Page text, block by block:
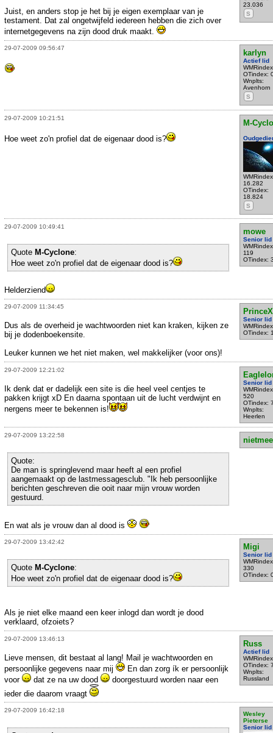
23.036
S
Juist, en anders stop je het bij je eigen exemplaar van je
testament. Dat zal ongetwijfeld iedereen hebben die zich over
internetgegevens na zijn dood druk maakt.
29-07-2009 09:56:47
karlyn
Actief lid
OTindex:
Wnplts:
Avenhorn
S
29-07-2009 10:21:51
M-
16.282
OTindex:
18.824
S
Hoe weet zo'n profiel dat de eigenaar dood is?
29-07-2009 10:49:41
mowe
Senior lid
119
OTindex:
Quote M-Cyclone:
Hoe weet zo'n profiel dat de eigenaar dood is?
Helderziend
29-07-2009 11:34:45
Senior lid
OTindex:
Dus als de overheid je wachtwoorden niet kan kraken, kijken ze
bij je dodenboekensite.
Leuker kunnen we het niet maken, wel makkelijker (voor ons)!
29-07-2009 12:21:02
Senior lid
520
OTindex:
Wnplts:
Heerlen
Ik denk dat er dadelijk een site is die heel veel centjes te
pakken krijgt xD En daarna spontaan uit de lucht verdwijnt en
nergens meer te bekennen is!
29-07-2009 13:22:58
Quote:
De man is springlevend maar heeft al een profiel
aangemaakt op de lastmessagesclub. "Ik heb persoonlijke
berichten geschreven die ooit naar mijn vrouw worden
gestuurd.
En wat als je vrouw dan al dood is
29-07-2009 13:42:42
Migi
Senior lid
330
OTindex:
Quote M-Cyclone:
Hoe weet zo'n profiel dat de eigenaar dood is?
Als je niet elke maand een keer inlogd dan wordt je dood
verklaard, ofzoiets?
29-07-2009 13:46:13
Russ
Actief lid
OTindex:
Wnplts:
Russland
Lieve mensen, dit bestaat al lang! Mail je wachtwoorden en
persoonlijke gegevens naar mij
En dan zorg ík er persoonlijk
voor
dat ze na uw dood
doorgestuurd worden naar een
ieder die daarom vraagt
29-07-2009 16:42:18
Wesley
Pieterse
Senior lid